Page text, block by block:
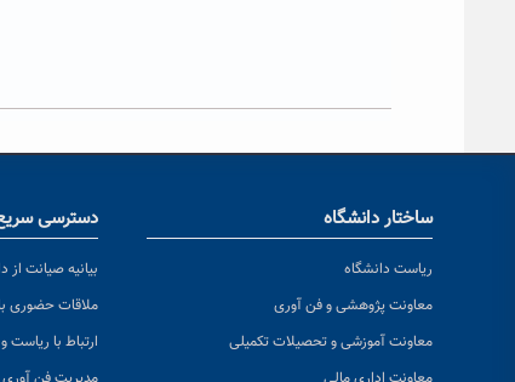
ساختار دانشگاه
ریاست دانشگاه
معاونت پژوهشی و فن آوری
معاونت آموزشی و تحصیلات تکمیلی
دسترسی
بیانیه صیانت از
ملاقات حضوری
ارتباط با